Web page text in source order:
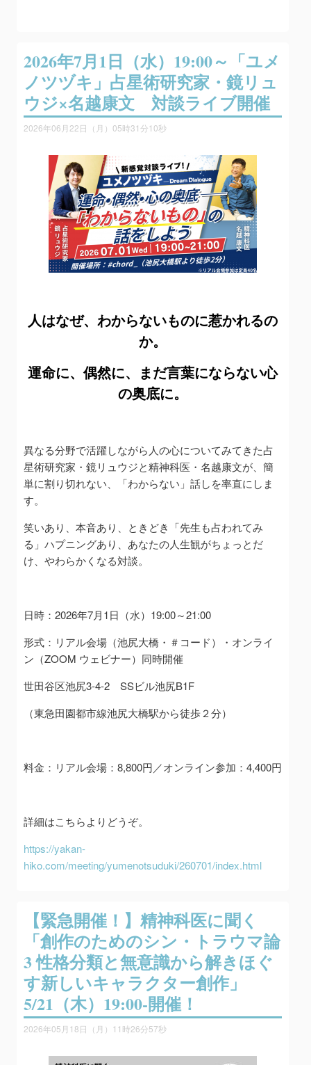
2026年7月1日（水）19:00～「ユメ
ノツヅキ」占星術研究家・鏡リュ
ウジ×名越康文 対談ライブ開催
2026年06月22日（月）05時31分10秒
人はなぜ、わからないものに惹かれるの
か。
運命に、偶然に、まだ言葉にならない心
の奥底に。
異なる分野で活躍しながら人の心についてみてきた占
星術研究家・鏡リュウジと精神科医・名越康文が、簡
単に割り切れない、「わからない」話しを率直にしま
す。
笑いあり、本音あり、ときどき「先生も占われてみ
る」ハプニングあり、あなたの人生観がちょっとだ
け、やわらかくなる対談。
日時：2026年7月1日（水）19:00～21:00
形式：リアル会場（池尻大橋・＃コード）・オンライ
ン（ZOOM ウェビナー）同時開催
世田谷区池尻3‐4‐2 SSビル池尻B1F
（東急田園都市線池尻大橋駅から徒歩２分）
料金：リアル会場：8,800円／オンライン参加：4,400円
詳細はこちらよりどうぞ。
https://yakan-
hiko.com/meeting/yumenotsuduki/260701/index.html
【緊急開催！】精神科医に聞く
「創作のためのシン・トラウマ論
3 性格分類と無意識から解きほぐ
す新しいキャラクター創作」
5/21（木）19:00-開催！
2026年05月18日（月）11時26分57秒